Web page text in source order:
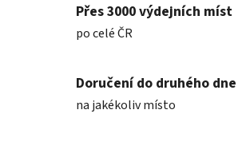
Přes 3000 výdejních míst
po celé ČR
Doručení do druhého dne
na jakékoliv místo